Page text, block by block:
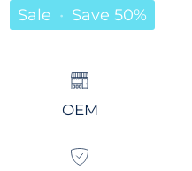
Sale • Save 50%
OEM